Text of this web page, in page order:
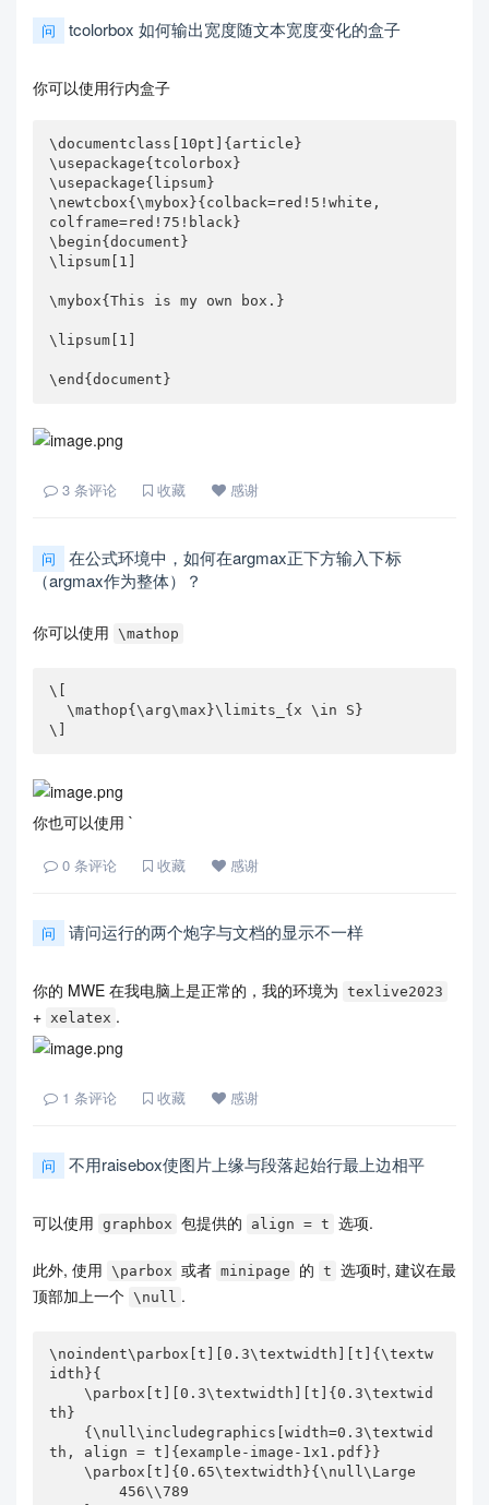
问 tcolorbox 如何输出宽度随文本宽度变化的盒子
你可以使用行内盒子
\documentclass[10pt]{article}
\usepackage{tcolorbox}
\usepackage{lipsum}
\newtcbox{\mybox}{colback=red!5!white,
colframe=red!75!black}
\begin{document}
\lipsum[1]
\mybox{This is my own box.}
\lipsum[1]
\end{document}
3 条评论 收藏 感谢
问
在公式环境中，如何在argmax正下方输入下标
（argmax作为整体）？
你可以使用 \mathop
\[
  \mathop{\arg\max}\limits_{x \in S}
\]
你也可以使用 `
0 条评论 收藏 感谢
问 请问运行的两个炮字与文档的显示不一样
你的 MWE 在我电脑上是正常的，我的环境为 texlive2023
+ xelatex .
1 条评论 收藏 感谢
问 不用raisebox使图片上缘与段落起始行最上边相平
可以使用 graphbox 包提供的 align = t 选项.
此外, 使用 \parbox 或者 minipage 的 t 选项时, 建议在最
顶部加上一个 \null .
\noindent\parbox[t][0.3\textwidth][t]{\textw
idth}{
    \parbox[t][0.3\textwidth][t]{0.3\textwid
th}
th, align = t]{example-image-1x1.pdf}}
    \parbox[t]{0.65\textwidth}{\null\Large
        456\\789